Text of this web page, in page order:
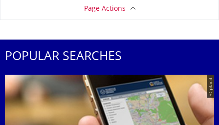
Page Actions
POPULAR SEARCHES
© placit